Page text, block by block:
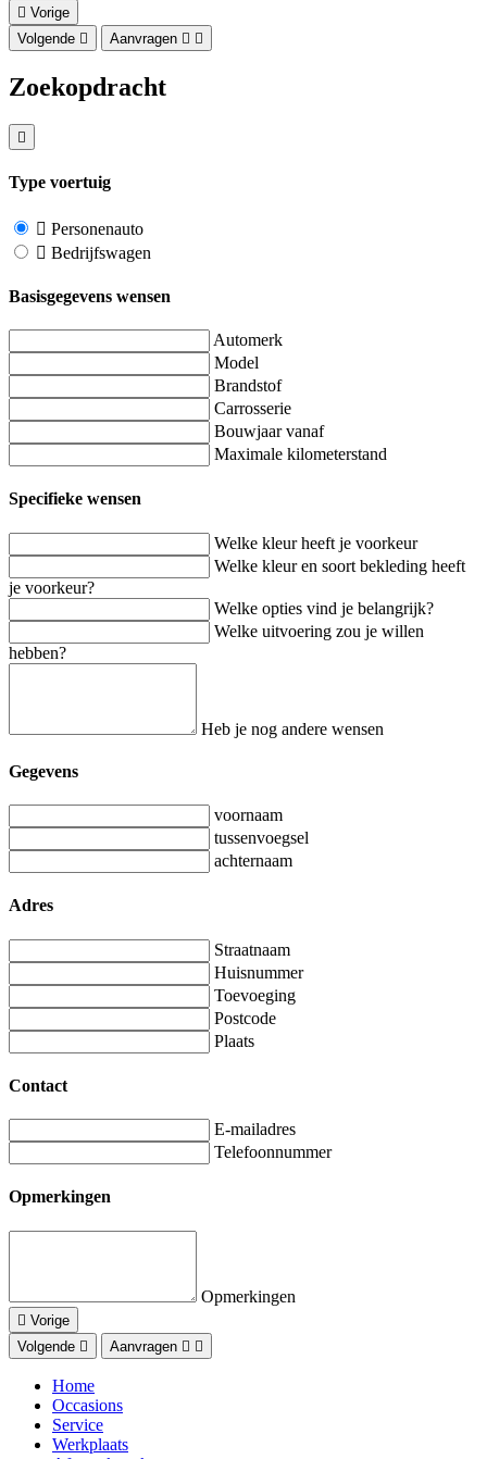
Vorige
Volgende
Aanvragen
Zoekopdracht
Type voertuig
Personenauto
Bedrijfswagen
Basisgegevens wensen
Automerk
Model
Brandstof
Carrosserie
Bouwjaar vanaf
Maximale kilometerstand
Specifieke wensen
Welke kleur heeft je voorkeur
Welke kleur en soort bekleding heeft
je voorkeur?
Welke opties vind je belangrijk?
Welke uitvoering zou je willen
hebben?
Heb je nog andere wensen
Gegevens
voornaam
tussenvoegsel
achternaam
Adres
Straatnaam
Huisnummer
Toevoeging
Postcode
Plaats
Contact
E-mailadres
Telefoonnummer
Opmerkingen
Opmerkingen
Vorige
Volgende
Aanvragen
Home
Occasions
Service
Werkplaats